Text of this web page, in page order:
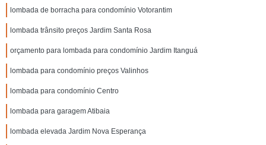
lombada de borracha para condomínio Votorantim
lombada trânsito preços Jardim Santa Rosa
orçamento para lombada para condomínio Jardim Itanguá
lombada para condomínio preços Valinhos
lombada para condomínio Centro
lombada para garagem Atibaia
lombada elevada Jardim Nova Esperança